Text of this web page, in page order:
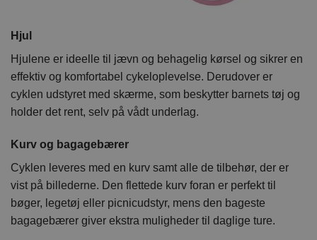
Hjul
Hjulene er ideelle til jævn og behagelig kørsel og sikrer en
effektiv og komfortabel cykeloplevelse. Derudover er
cyklen udstyret med skærme, som beskytter barnets tøj og
holder det rent, selv på vådt underlag.
Kurv og bagagebærer
Cyklen leveres med en kurv samt alle de tilbehør, der er
vist på billederne. Den flettede kurv foran er perfekt til
bøger, legetøj eller picnicudstyr, mens den bageste
bagagebærer giver ekstra muligheder til daglige ture.